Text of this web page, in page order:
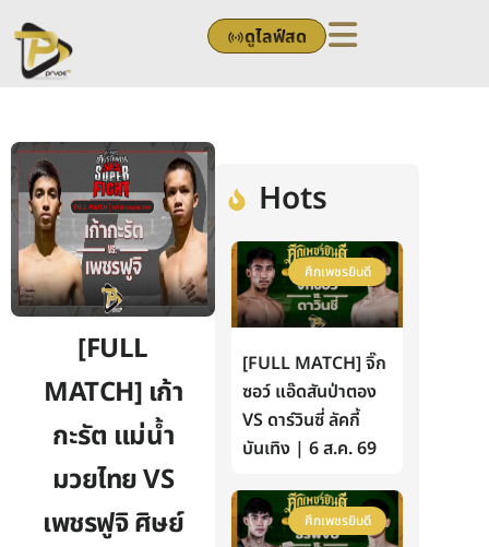
to
content
ดูไลฟ์สด
[FULL
MATCH] เก้า
กะรัต แม่น้ำ
มวยไทย VS
เพชรฟูจิ ศิษย์
Hots
ศึกเพชรยินดี
[FULL MATCH] จิ๊ก
ซอว์ แอ๊ดสันป่าตอง
VS ดาร์วินซี่ ลัคกี้
บันเทิง | 6 ส.ค. 69
ศึกเพชรยินดี